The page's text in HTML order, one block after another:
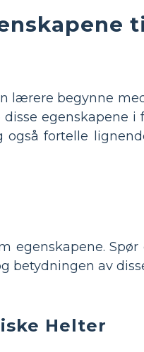
lærere begynne
egenskapene i
fortelle
egenskapene.
betydningen av
Helter